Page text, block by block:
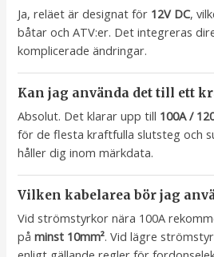
Ja, reläet är designat för 12V DC,
båtar och ATV:er. Det integreras
komplicerade ändringar.
Kan jag använda det till ett
Absolut. Det klarar upp till 100A /
för de flesta kraftfulla slutsteg och
håller dig inom märkdata.
Vilken kabelarea bör jag
Vid strömstyrkor nära 100A
påminst 10mm². Vid lägre